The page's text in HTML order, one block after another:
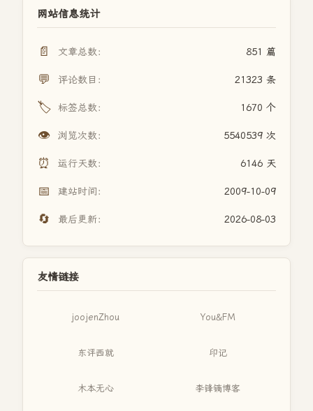
网站信息统计
📄 文章总数： 851 篇
💬 评论数目： 21323 条
🏷️ 标签总数： 1670 个
👁️ 浏览次数： 5540539 次
⏰ 运行天数： 6146 天
📅 建站时间： 2009-10-09
🔄 最后更新： 2026-08-03
友情链接
joojenZhou You&FM
东评西就 印记
木本无心 李锋镝博客